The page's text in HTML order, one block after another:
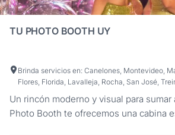
TU PHOTO BOOTH UY
Brinda servicios en: Canelones, Montevideo,
Flores, Florida, Lavalleja, Rocha, San José,
Un rincón moderno y visual para sumar
Photo Booth te ofrecemos una cabina